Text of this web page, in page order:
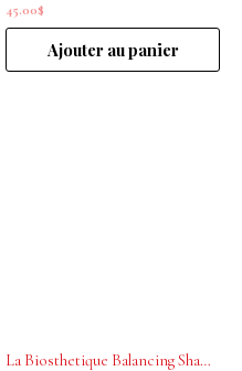
45.00$
Ajouter au panier
La Biosthetique Balancing Shampoo Botanique 250 ml